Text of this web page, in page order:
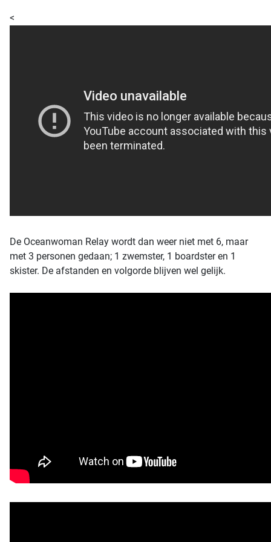
<
De Oceanwoman Relay wordt dan weer niet met 6, maar
met 3 personen gedaan; 1 zwemster, 1 boardster en 1
skister. De afstanden en volgorde blijven wel gelijk.